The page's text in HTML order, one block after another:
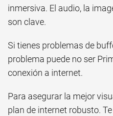
inmersiva. El audio, la
son clave.
Si tienes problemas de
problema puede no ser
conexión a internet.
Para asegurar la mejor
plan de internet robusto.